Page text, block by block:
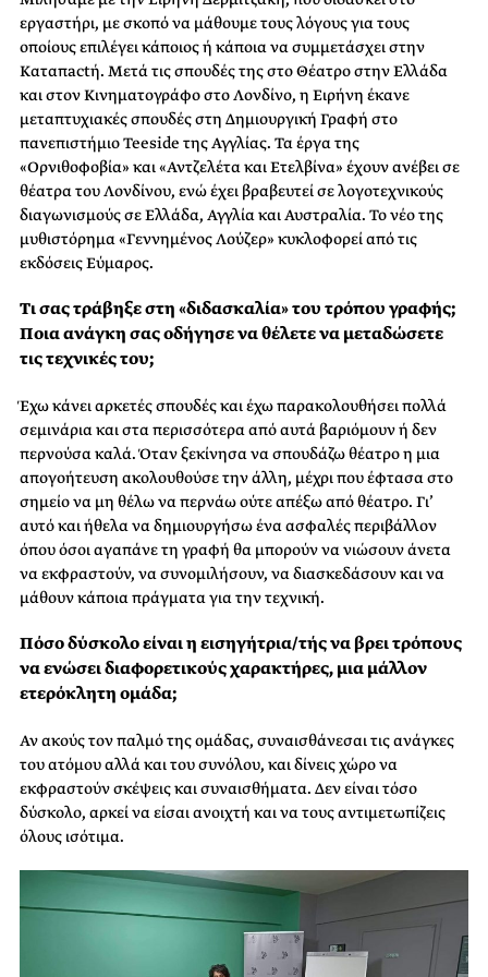
εργαστήρι, με σκοπό να μάθουμε τους λόγους για τους
οποίους επιλέγει κάποιος ή κάποια να συμμετάσχει στην
Καταπactή. Μετά τις σπουδές της στο Θέατρο στην Ελλάδα
και στον Κινηματογράφο στο Λονδίνο, η Ειρήνη έκανε
μεταπτυχιακές σπουδές στη Δημιουργική Γραφή στο
πανεπιστήμιο Teeside της Αγγλίας. Τα έργα της
«Ορνιθοφοβία» και «Αντζελέτα και Ετελβίνα» έχουν ανέβει σε
θέατρα του Λονδίνου, ενώ έχει βραβευτεί σε λογοτεχνικούς
διαγωνισμούς σε Ελλάδα, Αγγλία και Αυστραλία. Το νέο της
μυθιστόρημα «Γεννημένος Λούζερ» κυκλοφορεί από τις
εκδόσεις Εύμαρος.
Τι σας τράβηξε στη «διδασκαλία» του τρόπου γραφής;
Ποια ανάγκη σας οδήγησε να θέλετε να μεταδώσετε
τις τεχνικές του;
Έχω κάνει αρκετές σπουδές και έχω παρακολουθήσει πολλά
σεμινάρια και στα περισσότερα από αυτά βαριόμουν ή δεν
περνούσα καλά. Όταν ξεκίνησα να σπουδάζω θέατρο η μια
απογοήτευση ακολουθούσε την άλλη, μέχρι που έφτασα στο
σημείο να μη θέλω να περνάω ούτε απέξω από θέατρο. Γι’
αυτό και ήθελα να δημιουργήσω ένα ασφαλές περιβάλλον
όπου όσοι αγαπάνε τη γραφή θα μπορούν να νιώσουν άνετα
να εκφραστούν, να συνομιλήσουν, να διασκεδάσουν και να
μάθουν κάποια πράγματα για την τεχνική.
Πόσο δύσκολο είναι η εισηγήτρια/τής να βρει τρόπους
να ενώσει διαφορετικούς χαρακτήρες, μια μάλλον
ετερόκλητη ομάδα;
Αν ακούς τον παλμό της ομάδας, συναισθάνεσαι τις ανάγκες
του ατόμου αλλά και του συνόλου, και δίνεις χώρο να
εκφραστούν σκέψεις και συναισθήματα. Δεν είναι τόσο
δύσκολο, αρκεί να είσαι ανοιχτή και να τους αντιμετωπίζεις
όλους ισότιμα.